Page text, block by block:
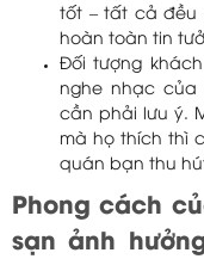
tốt – tất cả đều
hoàn toàn tin
Đối tượng
nghe nhạc
cần phải lưu ý.
mà họ thích thì
quán bạn thu
Phong cách
sạn ảnh